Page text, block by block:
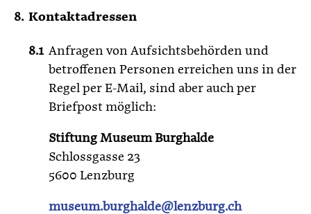
Kontaktadressen
Anfragen von Aufsichtsbehörden und
betroffenen Personen erreichen uns in der
Regel per E-Mail, sind aber auch per
Briefpost möglich:
Stiftung Museum Burghalde
Schlossgasse 23
5600 Lenzburg
museum.burghalde@lenzburg.ch